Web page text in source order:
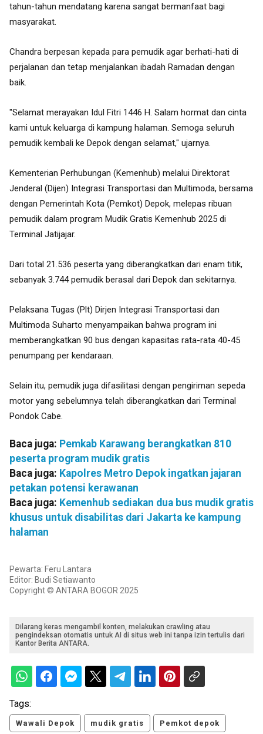
tahun-tahun mendatang karena sangat bermanfaat bagi
masyarakat.
Chandra berpesan kepada para pemudik agar berhati-hati di
perjalanan dan tetap menjalankan ibadah Ramadan dengan
baik.
"Selamat merayakan Idul Fitri 1446 H. Salam hormat dan cinta
kami untuk keluarga di kampung halaman. Semoga seluruh
pemudik kembali ke Depok dengan selamat," ujarnya.
Kementerian Perhubungan (Kemenhub) melalui Direktorat
Jenderal (Dijen) Integrasi Transportasi dan Multimoda, bersama
dengan Pemerintah Kota (Pemkot) Depok, melepas ribuan
pemudik dalam program Mudik Gratis Kemenhub 2025 di
Terminal Jatijajar.
Dari total 21.536 peserta yang diberangkatkan dari enam titik,
sebanyak 3.744 pemudik berasal dari Depok dan sekitarnya.
Pelaksana Tugas (Plt) Dirjen Integrasi Transportasi dan
Multimoda Suharto menyampaikan bahwa program ini
memberangkatkan 90 bus dengan kapasitas rata-rata 40-45
penumpang per kendaraan.
Selain itu, pemudik juga difasilitasi dengan pengiriman sepeda
motor yang sebelumnya telah diberangkatkan dari Terminal
Pondok Cabe.
Baca juga: Pemkab Karawang berangkatkan 810
peserta program mudik gratis
Baca juga: Kapolres Metro Depok ingatkan jajaran
petakan potensi kerawanan
Baca juga: Kemenhub sediakan dua bus mudik gratis
khusus untuk disabilitas dari Jakarta ke kampung
halaman
Pewarta: Feru Lantara
Editor: Budi Setiawanto
Copyright © ANTARA BOGOR 2025
Dilarang keras mengambil konten, melakukan crawling atau
pengindeksan otomatis untuk AI di situs web ini tanpa izin tertulis dari
Kantor Berita ANTARA.
Tags:
Wawali Depok mudik gratis Pemkot depok